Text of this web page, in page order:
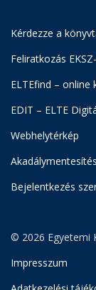
Kérdezze a
Feliratkozás
ELTEfind – online
EDIT – ELTE
Webhelytérkép
Bejelentkezés
© 2026 Egyetemi
Impresszum